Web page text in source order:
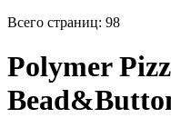
Всего страниц: 98
Polymer